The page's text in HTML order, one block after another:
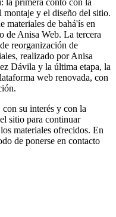
la primera contó con la
y el diseño del sitio.
materiales de bahá'ís en
de Anisa Web. La tercera
reorganización de
realizado por Anisa
Dávila y la última etapa, la
web renovada, con
su interés y con la
sitio para continuar
materiales ofrecidos. En
de ponerse en contacto